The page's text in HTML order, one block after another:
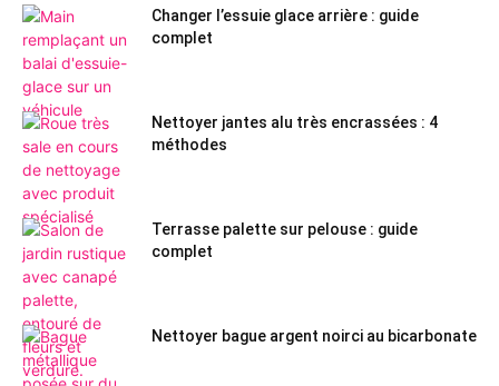
Changer l’essuie glace arrière : guide
complet
Nettoyer jantes alu très encrassées : 4
méthodes
Terrasse palette sur pelouse : guide
complet
Nettoyer bague argent noirci au bicarbonate